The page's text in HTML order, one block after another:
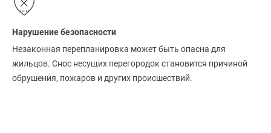
Нарушение безопасности
Незаконная перепланировка может быть опасна для
жильцов. Снос несущих перегородок становится причиной
обрушения, пожаров и других происшествий.